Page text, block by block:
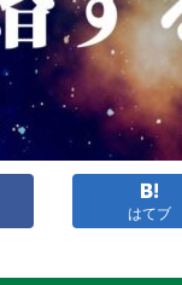
はてブ